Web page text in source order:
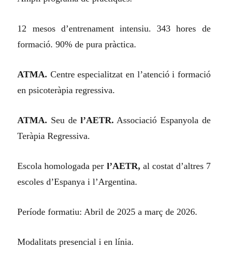
12 mesos d’entrenament intensiu. 343 hores de
formació. 90% de pura pràctica.
ATMA. Centre especialitzat en l’atenció i formació
en psicoteràpia regressiva.
ATMA. Seu de l’AETR. Associació Espanyola de
Teràpia Regressiva.
Escola homologada per l’AETR, al costat d’altres 7
escoles d’Espanya i l’Argentina.
Període formatiu: Abril de 2025 a març de 2026.
Modalitats presencial i en línia.